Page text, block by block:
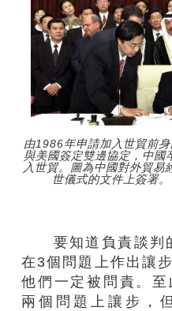
由1986年申請加入世貿前
與美國簽定雙邊協定，中
入世貿。圖為中國對外貿易
世儀式的文件上簽署
要知道負責談判
在3個問題上作出讓
他們一定被問責。
兩個問題上讓步，